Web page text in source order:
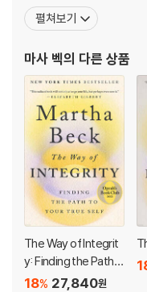
uch of what plagues
tionships, negative
Inspired by The Divine
o’s journey as a
ning personal integrity
ws how to read our
ue path, and to
hat our culture sells us.
With techniques tested
s her expertise as a
g to help readers to
wn lives. She takes us
행동 및 경영 관리를 가르
수준의 성공을 성취하도록
할 수 없는 불안과 혼
펼쳐보기
마사 벡의 다른 상품
The Way of Integrit
y: Finding the Path t
o Your True Self (Op
27,840원
18%